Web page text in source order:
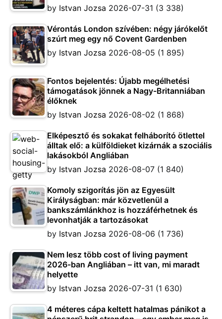
by Istvan Jozsa 2026-07-31 (3 338)
Vérontás London szívében: négy járókelőt
szúrt meg egy nő Covent Gardenben
by Istvan Jozsa 2026-08-05 (1 895)
Fontos bejelentés: Újabb megélhetési
támogatások jönnek a Nagy-Britanniában
élőknek
by Istvan Jozsa 2026-08-02 (1 868)
Elképesztő és sokakat felháborító ötlettel
álltak elő: a külföldieket kizárnák a szociális
lakásokból Angliában
by Istvan Jozsa 2026-08-07 (1 840)
Komoly szigorítás jön az Egyesült
Királyságban: már közvetlenül a
bankszámlánkhoz is hozzáférhetnek és
levonhatják a tartozásokat
by Istvan Jozsa 2026-08-06 (1 736)
Nem lesz több cost of living payment
2026-ban Angliában – itt van, mi maradt
helyette
by Istvan Jozsa 2026-07-31 (1 630)
4 méteres cápa keltett hatalmas pánikot a